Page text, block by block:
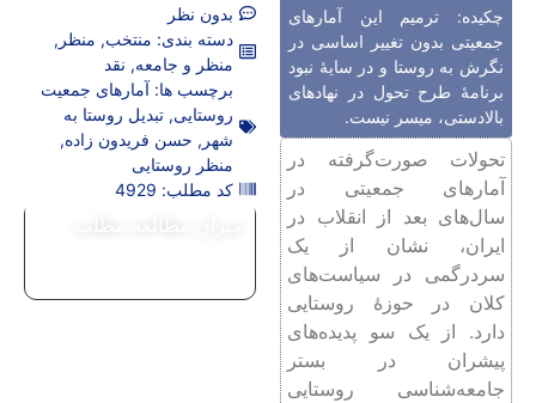
چکیده: ترمیم این آمارهای
جمعیتی بدون تغییر اساسی در
نگرش به روستا و در سایۀ نبود
برنامۀ طرح تحول در نهادهای
بالادستی، میسر نیست.
تحولات صورت‌گرفته در
آمارهای جمعیتی در
سال‌های بعد از انقلاب در
ایران، نشان از یک
سردرگمی در سیاست‌های
کلان در حوزۀ روستایی
دارد. از یک سو پدیده‌های
پیشران در بستر
جامعه‌شناسی روستایی
بدون نظر
دسته بندی: منتخب, منظر ,
منظر و جامعه, نقد
برچسب ها: آمارهای جمعیت
روستایی, تبدیل روستا به
شهر , حسن فریدون زاده,
منظر روستایی
کد مطلب: 4929